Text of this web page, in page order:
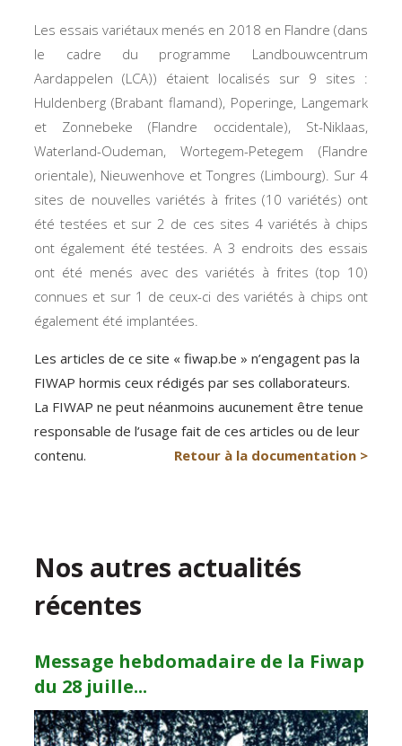
Les essais variétaux menés en 2018 en Flandre (dans
le cadre du programme Landbouwcentrum
Aardappelen (LCA)) étaient localisés sur 9 sites :
Huldenberg (Brabant flamand), Poperinge, Langemark
et Zonnebeke (Flandre occidentale), St-Niklaas,
Waterland-Oudeman, Wortegem-Petegem (Flandre
orientale), Nieuwenhove et Tongres (Limbourg). Sur 4
sites de nouvelles variétés à frites (10 variétés) ont
été testées et sur 2 de ces sites 4 variétés à chips
ont également été testées. A 3 endroits des essais
ont été menés avec des variétés à frites (top 10)
connues et sur 1 de ceux-ci des variétés à chips ont
également été implantées.
Les articles de ce site « fiwap.be » n’engagent pas la
FIWAP hormis ceux rédigés par ses collaborateurs.
La FIWAP ne peut néanmoins aucunement être tenue
responsable de l’usage fait de ces articles ou de leur
contenu.
Retour à la documentation >
Nos autres actualités
récentes
Message hebdomadaire de la Fiwap
du 28 juille...